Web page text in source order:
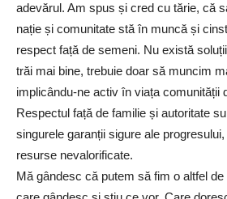
adevărul. Am spus și cred cu tărie, că
nație și comunitate stă în muncă și
respect față de semeni. Nu există
trăi mai bine, trebuie doar să muncim
implicându-ne activ în viața comunității
Respectul față de familie și autoritate
singurele garanții sigure ale
resurse nevalorificate.
Mă gândesc că putem să fim o altfel